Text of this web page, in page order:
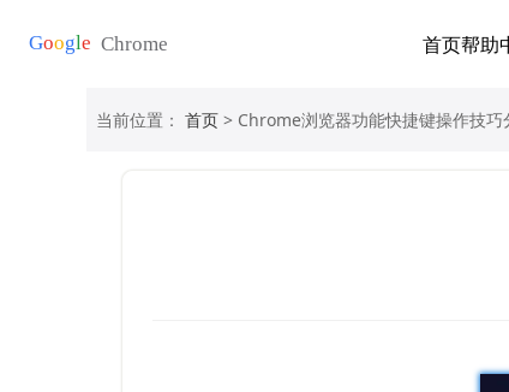
首页帮助
当前位置： 首页 > Chrome浏览器功能快捷键操作技巧